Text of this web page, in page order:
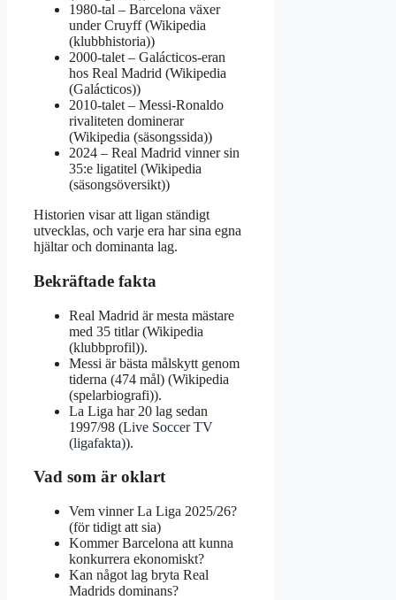
1980-tal – Barcelona växer
under Cruyff (Wikipedia
(klubbhistoria))
2000-talet – Galácticos-eran
hos Real Madrid (Wikipedia
(Galácticos))
2010-talet – Messi-Ronaldo
rivaliteten dominerar
(Wikipedia (säsongssida))
2024 – Real Madrid vinner sin
35:e ligatitel (Wikipedia
(säsongsöversikt))
Historien visar att ligan ständigt
utvecklas, och varje era har sina egna
hjältar och dominanta lag.
Bekräftade fakta
Real Madrid är mesta mästare
med 35 titlar (Wikipedia
(klubbprofil)).
Messi är bästa målskytt genom
tiderna (474 mål) (Wikipedia
(spelarbiografi)).
La Liga har 20 lag sedan
1997/98 (Live Soccer TV
(ligafakta)).
Vad som är oklart
Vem vinner La Liga 2025/26?
(för tidigt att sia)
Kommer Barcelona att kunna
konkurrera ekonomiskt?
Kan något lag bryta Real
Madrids dominans?